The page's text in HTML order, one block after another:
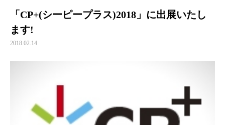
「CP+(シーピープラス)2018」に出展いたし
ます!
2018.02.14